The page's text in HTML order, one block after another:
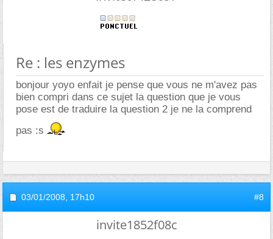
Re : les enzymes
bonjour yoyo enfait je pense que vous ne m'avez pas
bien compri dans ce sujet la question que je vous
pose est de traduire la question 2 je ne la comprend
pas :s
03/01/2008, 17h10 #8
invite1852f08c